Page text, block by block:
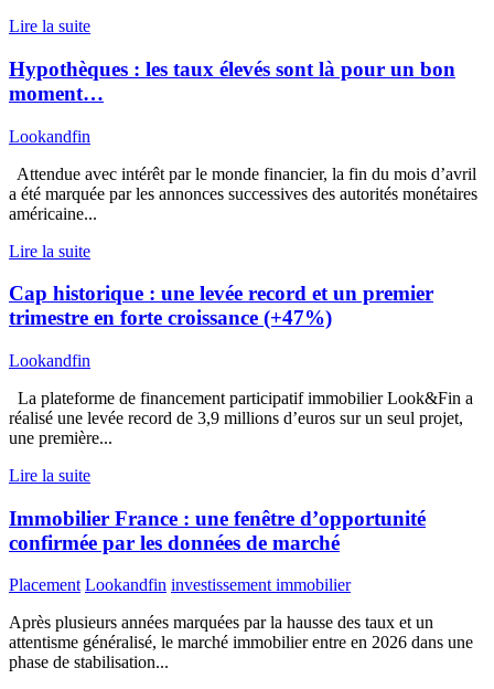
Lire la suite
Hypothèques : les taux élevés sont là pour un bon
moment…
Lookandfin
Attendue avec intérêt par le monde financier, la fin du mois d’avril
a été marquée par les annonces successives des autorités monétaires
américaine...
Lire la suite
Cap historique : une levée record et un premier
trimestre en forte croissance (+47%)
Lookandfin
La plateforme de financement participatif immobilier Look&Fin a
réalisé une levée record de 3,9 millions d’euros sur un seul projet,
une première...
Lire la suite
Immobilier France : une fenêtre d’opportunité
confirmée par les données de marché
Placement Lookandfin investissement immobilier
Après plusieurs années marquées par la hausse des taux et un
attentisme généralisé, le marché immobilier entre en 2026 dans une
phase de stabilisation...